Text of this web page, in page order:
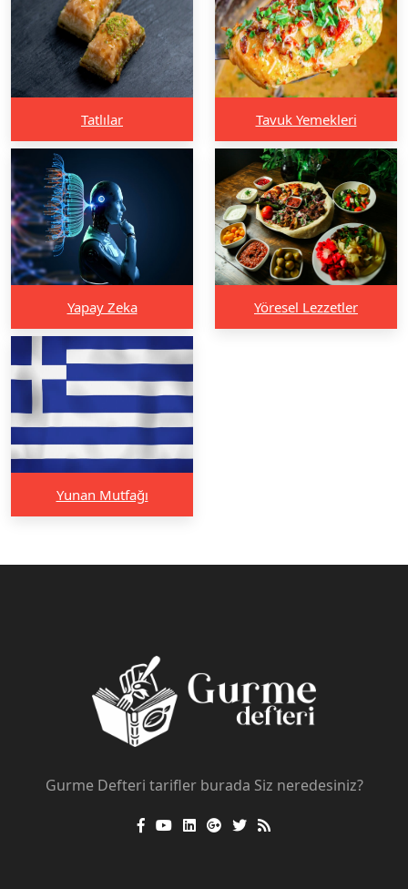
Tatlılar Tavuk Yemekleri
Yapay Zeka Yöresel Lezzetler
Yunan Mutfağı
Gurme Defteri tarifler burada Siz neredesiniz?